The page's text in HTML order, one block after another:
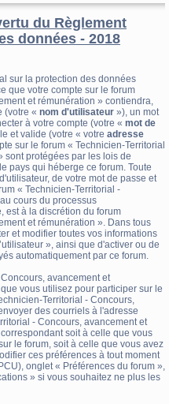
du Règlement
données - 2018
sur la protection des données
que votre compte sur le forum
et rémunération » contiendra,
(votre « nom d'utilisateur »), un mot
à votre compte (votre « mot de
et valide (votre « votre adresse
sur le forum « Technicien-Territorial
sont protégées par les lois de
pays qui héberge ce forum. Toute
de votre mot de passe et
« Technicien-Territorial -
cours du processus
est à la discrétion du forum
et rémunération ». Dans tous
et modifier toutes vos informations
», ainsi que d'activer ou de
automatiquement par ce forum.
avancement et
que vous utilisez pour participer sur le
Territorial - Concours,
des courriels à l'adresse
- Concours, avancement et
soit à celle que vous
le forum, soit à celle que vous avez
ces préférences à tout moment
onglet « Préférences du forum »,
» si vous souhaitez ne plus les